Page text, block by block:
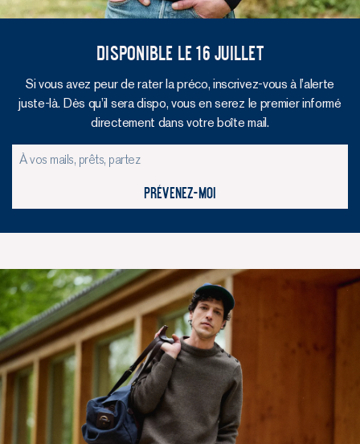
Disponible le 16 Juillet
Si vous avez peur de rater la préco, inscrivez-vous à l’alerte
juste-là. Dès qu’il sera dispo, vous en serez le premier informé
directement dans votre boîte mail.
Prévenez-moi